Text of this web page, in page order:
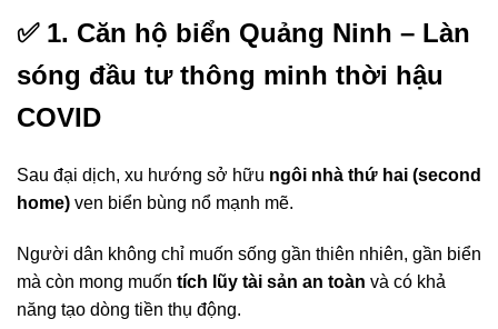
✅ 1. Căn hộ biển Quảng Ninh – Làn
sóng đầu tư thông minh thời hậu
COVID
Sau đại dịch, xu hướng sở hữu ngôi nhà thứ hai (second
home) ven biển bùng nổ mạnh mẽ.
Người dân không chỉ muốn sống gần thiên nhiên, gần biển
mà còn mong muốn tích lũy tài sản an toàn và có khả
năng tạo dòng tiền thụ động.